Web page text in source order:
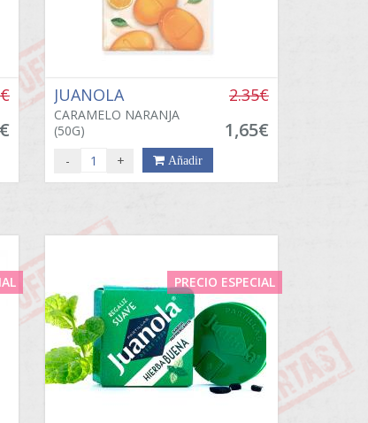
JUANOLA
CARAMELO NARANJA
(50G)
2.35€
1,65€
- + Añadir
PRECIO ESPECIAL